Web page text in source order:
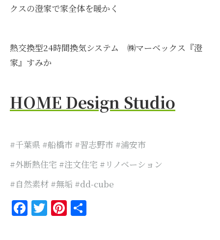
クスの澄家で家全体を暖かく
熱交換型24時間換気システム ㈱マーベックス『澄
家』すみか
HOME Design Studio
#千葉県 #船橋市 #習志野市 #浦安市
#外断熱住宅 #注文住宅 #リノベーション
#自然素材 #無垢 #dd-cube
Facebook
Twitter
Pinterest